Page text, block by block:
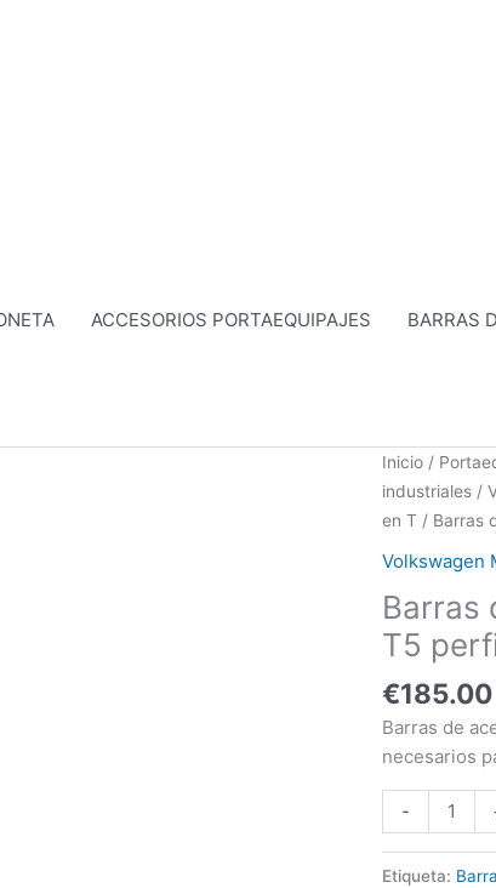
ACCESORIOS PORTAEQUIPAJES BARRAS
Inicio /
industriales /
en T / Barras
Volkswagen
Barras
T5
€185.00
Barras de
necesarios
-
Barras
de
techo
Volkswagen
Multivan
T5
perfil
T
(2003-
-2015)
Etiqueta: